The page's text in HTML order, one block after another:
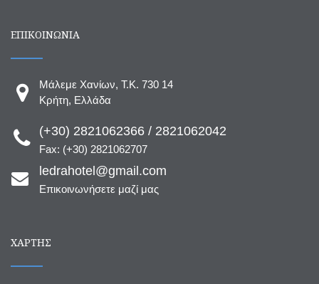
ΕΠΙΚΟΙΝΩΝΙΑ
Μάλεμε Χανίων, T.K. 730 14
Κρήτη, Ελλάδα
(+30) 2821062366 / 2821062042
Fax: (+30) 2821062707
ledrahotel@gmail.com
Επικοινωνήσετε μαζί μας
ΧΆΡΤΗΣ